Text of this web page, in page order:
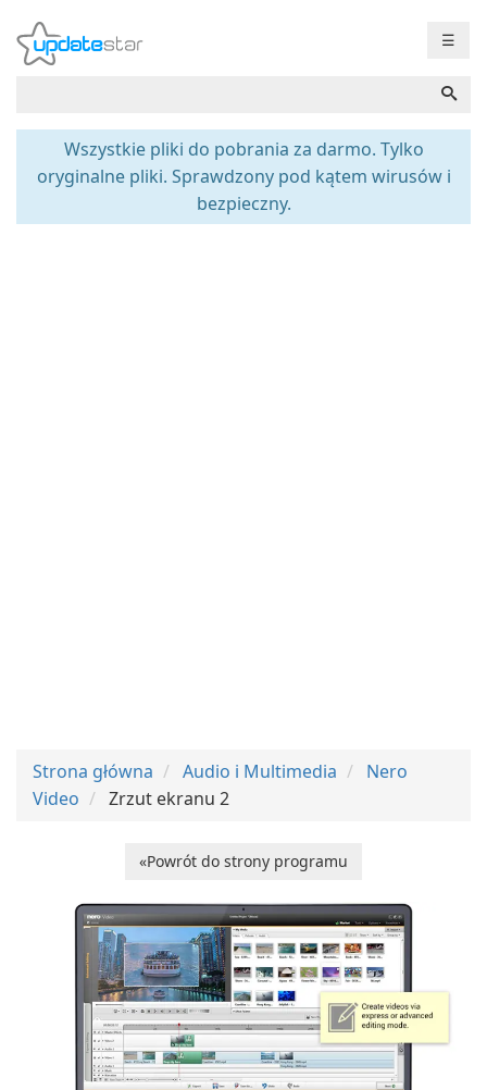
☰
Wszystkie pliki do pobrania za darmo. Tylko
oryginalne pliki. Sprawdzony pod kątem wirusów i
bezpieczny.
Strona główna Audio i Multimedia
Nero
Video
Zrzut ekranu 2
«Powrót do strony programu